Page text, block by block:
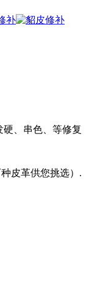
、串色、等修复
皮革供您挑选）.